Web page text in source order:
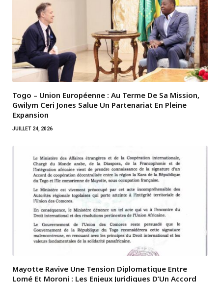
Togo – Union Européenne : Au Terme De Sa Mission,
Gwilym Ceri Jones Salue Un Partenariat En Pleine
Expansion
JUILLET 24, 2026
Mayotte Ravive Une Tension Diplomatique Entre
Lomé Et Moroni : Les Enjeux Juridiques D’Un Accord